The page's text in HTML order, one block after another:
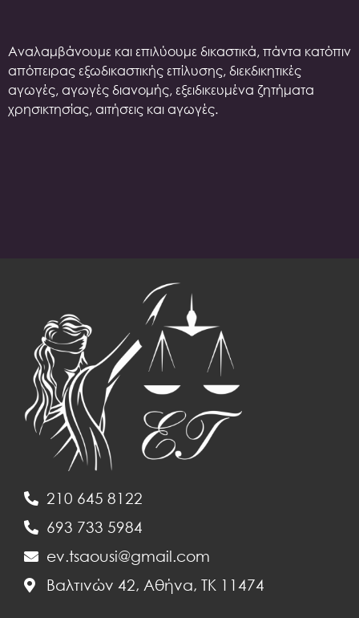
Αναλαμβάνουμε και επιλύουμε δικαστικά, πάντα κατόπιν
απόπειρας εξωδικαστικής επίλυσης, διεκδικητικές
αγωγές, αγωγές διανομής, εξειδικευμένα ζητήματα
χρησικτησίας, αιτήσεις και αγωγές.
210 645 8122
693 733 5984
ev.tsaousi@gmail.com
Βαλτινών 42, Αθήνα, ΤΚ 11474